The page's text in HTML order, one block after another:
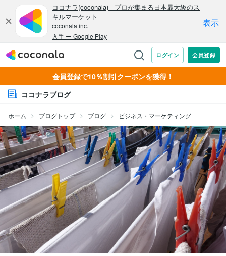
会員登録で10％割引クーポンを獲得！
ココナラブログ
ホーム ブログトップ ブログ ビジネス・マーケティング